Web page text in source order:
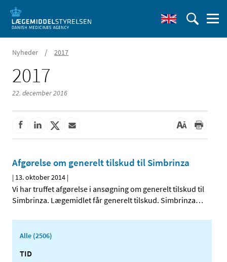
Nyheder / 2017
2017
22. december 2016
Afgørelse om generelt tilskud til Simbrinza
| 13. oktober 2014 |
Vi har truffet afgørelse i ansøgning om generelt tilskud til
Simbrinza. Lægemidlet får generelt tilskud. Simbrinza…
Alle (2506)
TID